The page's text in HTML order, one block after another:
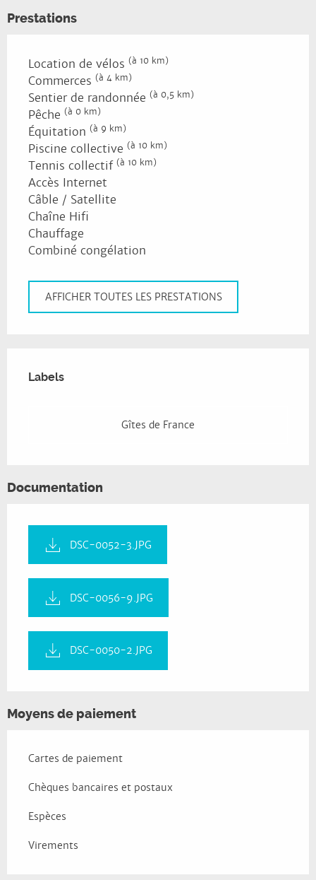
Prestations
Location de vélos (à 10 km)
Commerces (à 4 km)
Sentier de randonnée (à 0,5 km)
Pêche (à 0 km)
Équitation (à 9 km)
Piscine collective (à 10 km)
Tennis collectif (à 10 km)
Accès Internet
Câble / Satellite
Chaîne Hifi
Chauffage
Combiné congélation
AFFICHER TOUTES LES PRESTATIONS
Labels
Labels
Gîtes de France
Documentation
DSC-0052-3.JPG
DSC-0056-9.JPG
DSC-0050-2.JPG
Moyens de paiement
Cartes de paiement
Chèques bancaires et postaux
Espèces
Virements